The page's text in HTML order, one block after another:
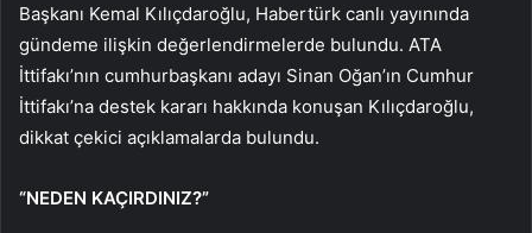
Başkanı Kemal Kılıçdaroğlu, Habertürk canlı yayınında
gündeme ilişkin değerlendirmelerde bulundu. ATA
İttifakı’nın cumhurbaşkanı adayı Sinan Oğan’ın Cumhur
İttifakı’na destek kararı hakkında konuşan Kılıçdaroğlu,
dikkat çekici açıklamalarda bulundu.
“NEDEN KAÇIRDINIZ?”